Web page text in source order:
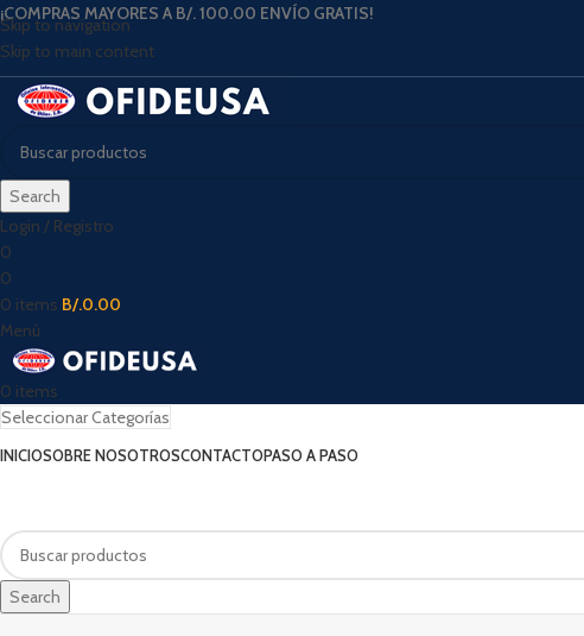
Skip to navigation
Skip to main content
¡COMPRAS MAYORES A B/. 100.00 ENVÍO GRATIS!
Search
Login / Registro
0
0
0 items B/.0.00
Menú
0 items
Seleccionar Categorías
INICIOSOBRE NOSOTROSCONTACTOPASO A PASO
Search